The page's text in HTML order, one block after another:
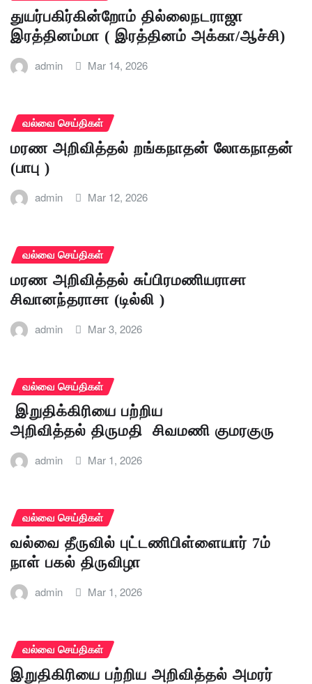
துயர்பகிர்கின்றோம் தில்லைநடராஜா
இரத்தினம்மா ( இரத்தினம் அக்கா/ஆச்சி)
admin Mar 14, 2026
வல்வை செய்திகள்
மரண அறிவித்தல் றங்கநாதன் லோகநாதன்
(பாபு )
admin Mar 12, 2026
வல்வை செய்திகள்
மரண அறிவித்தல் சுப்பிரமணியராசா
சிவானந்தராசா (டில்லி )
admin Mar 3, 2026
வல்வை செய்திகள்
இறுதிக்கிரியை பற்றிய
அறிவித்தல் திருமதி சிவமணி குமரகுரு
admin Mar 1, 2026
வல்வை செய்திகள்
வல்வை தீருவில் புட்டணிபிள்ளையார் 7ம்
நாள் பகல் திருவிழா
admin Mar 1, 2026
வல்வை செய்திகள்
இறுதிகிரியை பற்றிய அறிவித்தல் அமரர்